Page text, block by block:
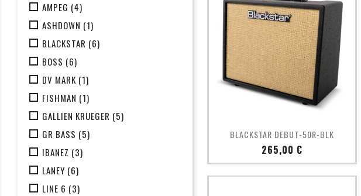
AMPEG (4)
ASHDOWN (1)
BLACKSTAR (6)
BOSS (6)
DV MARK (1)
FISHMAN (1)
GALLIEN KRUEGER (5)
GR BASS (5)
IBANEZ (3)
LANEY (6)
LINE 6 (3)
BLACKSTAR DEBUT-50R-BLK
Prix
265,00 €
Aperçu rapide